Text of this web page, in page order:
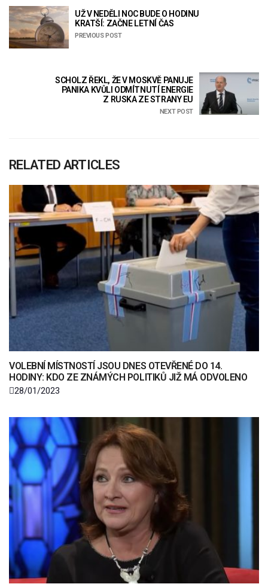
UŽ V NEDĚLI NOC BUDE O HODINU
KRATŠÍ: ZAČNE LETNÍ ČAS
PREVIOUS POST
SCHOLZ ŘEKL, ŽE V MOSKVĚ PANUJE
PANIKA KVŮLI ODMÍTNUTÍ ENERGIE
Z RUSKA ZE STRANY EU
NEXT POST
RELATED ARTICLES
VOLEBNÍ MÍSTNOSTÍ JSOU DNES OTEVŘENÉ DO 14.
HODINY: KDO ZE ZNÁMÝCH POLITIKŮ JIŽ MÁ ODVOLENO
28/01/2023